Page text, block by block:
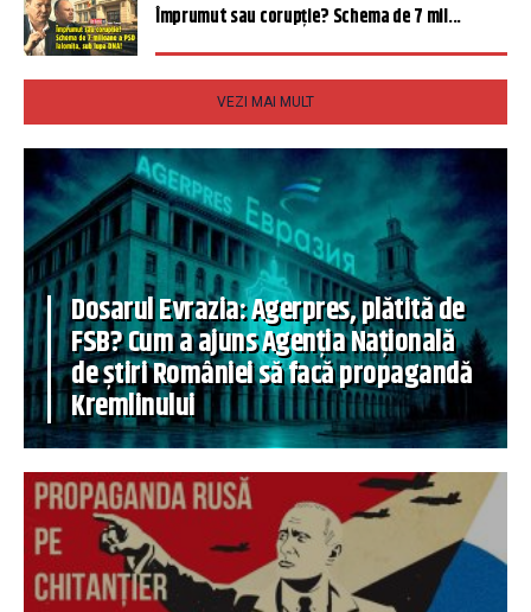
Împrumut sau corupție? Schema de 7 mil...
VEZI MAI MULT
Dosarul Evrazia: Agerpres, plătită de
FSB? Cum a ajuns Agenția Națională
de știri României să facă propagandă
Kremlinului